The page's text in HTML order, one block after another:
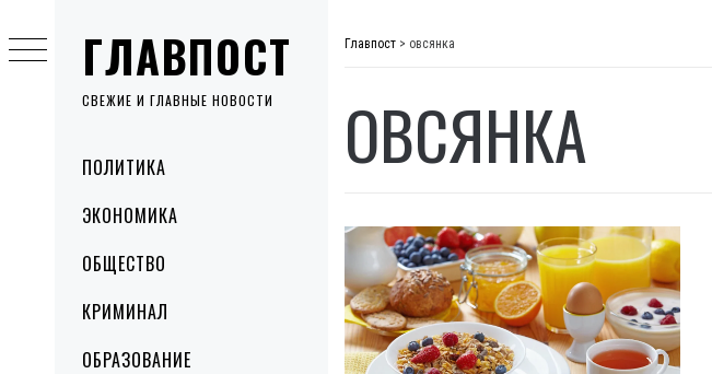
ГЛАВПОСТ
СВЕЖИЕ И ГЛАВНЫЕ НОВОСТИ
MenuПОЛИТИКА
ЭКОНОМИКА
ОБЩЕСТВО
КРИМИНАЛ
ОБРАЗОВАНИЕ
to
content
Главпост > овсянка
ОВСЯНКА